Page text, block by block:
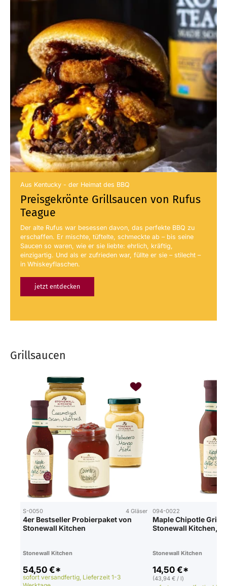
Aus Kentucky - der Heimat des BBQ
Preisgekrönte Grillsaucen von Rufus
Teague
Der alte Rufus war besessen davon, das perfekte BBQ zu
erschaffen. Er mischte, tüftelte, schmeckte ab – bis seine
Saucen so waren, wie er sie liebte: ehrlich, kräftig,
einzigartig. Und als er zufrieden war, füllte er sie – stilecht –
in Whiskeyflaschen.
jetzt entdecken
Grillsaucen
S-0050 4 Gläser
4er Bestseller Probierpaket von
Stonewall Kitchen
Stonewall Kitchen
54,50 €*
sofort versandfertig, Lieferzeit 1-3
094-0022
Maple Chipotle Grill
Stonewall Kitchen,
Stonewall Kitchen
14,50 €*
(43,94 € / l)